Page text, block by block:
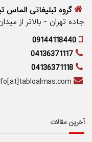
گروه تبلیغاتی الماس
جاده تهران - بالاتر از
09144118440
04136371117
04136371118
آخرین مقالات